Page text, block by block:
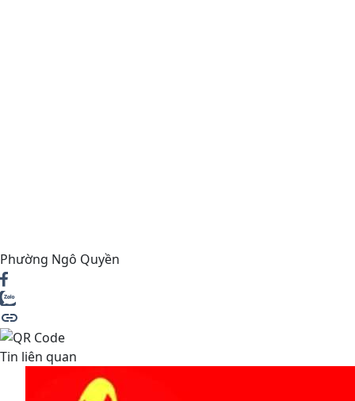
Phường Ngô Quyền
Tin liên quan